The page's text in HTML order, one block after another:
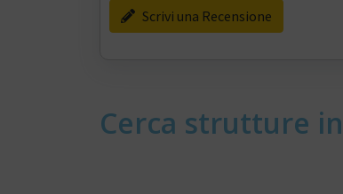
Scrivi una Recensione
Cerca strutture